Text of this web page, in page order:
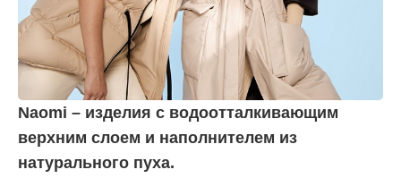
Naomi – изделия с водоотталкивающим
верхним слоем и наполнителем из
натурального пуха.